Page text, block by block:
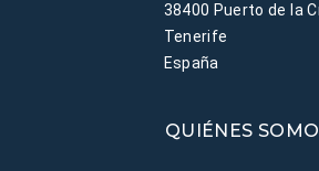
38400 Puerto de la
Tenerife
España
QUIÉNES